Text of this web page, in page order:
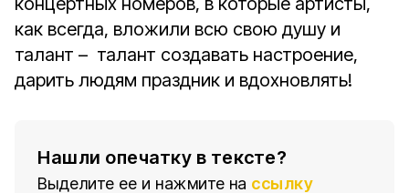
как всегда, вложили всю свою душу и
талант – талант создавать настроение,
дарить людям праздник и вдохновлять!
Нашли опечатку в тексте?
Выделите ее и нажмите на ссылку